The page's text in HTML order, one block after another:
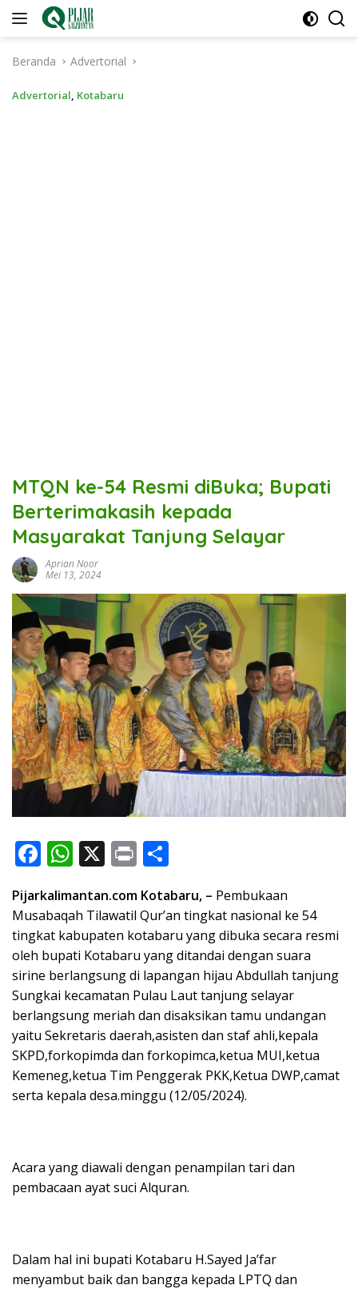
Langsung
Beranda
Advertorial
Advertorial, Kotabaru
MTQN ke-54 Resmi diBuka; Bupati
Berterimakasih kepada
Masyarakat Tanjung Selayar
Aprian Noor
Mei 13, 2024
F
e
b
o
o
k
W
at
s
A
p
p
X Pr
t ar
e
Pijarkalimantan.com Kotabaru, – Pembukaan
Musabaqah Tilawatil Qur’an tingkat nasional ke 54
tingkat kabupaten kotabaru yang dibuka secara resmi
oleh bupati Kotabaru yang ditandai dengan suara
sirine berlangsung di lapangan hijau Abdullah tanjung
Sungkai kecamatan Pulau Laut tanjung selayar
berlangsung meriah dan disaksikan tamu undangan
yaitu Sekretaris daerah,asisten dan staf ahli,kepala
SKPD,forkopimda dan forkopimca,ketua MUI,ketua
Kemeneg,ketua Tim Penggerak PKK,Ketua DWP,camat
serta kepala desa.minggu (12/05/2024).
Acara yang diawali dengan penampilan tari dan
pembacaan ayat suci Alquran.
Dalam hal ini bupati Kotabaru H.Sayed Ja’far
menyambut baik dan bangga kepada LPTQ dan